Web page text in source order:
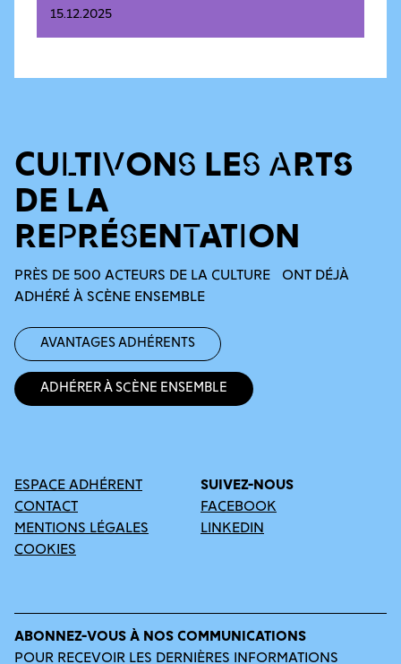
15.12.2025
CULTIVONS LES ARTS
DE LA
REPRÉSENTATION
PRÈS DE 500 ACTEURS DE LA CULTURE ONT DÉJÀ
ADHÉRÉ À SCÈNE ENSEMBLE
Avantages adhérents
Adhérer à Scène Ensemble
ESPACE ADHÉRENT
CONTACT
MENTIONS LÉGALES
COOKIES
SUIVEZ-NOUS
FACEBOOK
LINKEDIN
ABONNEZ-VOUS À NOS COMMUNICATIONS
POUR RECEVOIR LES DERNIÈRES INFORMATIONS